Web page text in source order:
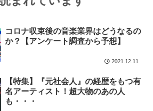
コロナ収束後の音楽業界はどうなるの
か？【アンケート調査から予想】
2021.12.11
【特集】『元社会人』の経歴をもつ有
名アーティスト！超大物のあの人
も・・・